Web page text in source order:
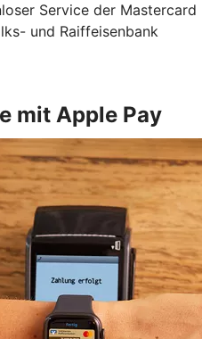
Service der Mastercard
und Raiffeisenbank
mit Apple Pay